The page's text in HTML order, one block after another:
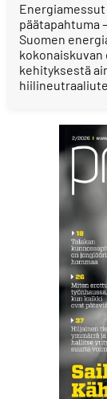
Energiamessut
päätapahtuma
Suomen
kehityksestä